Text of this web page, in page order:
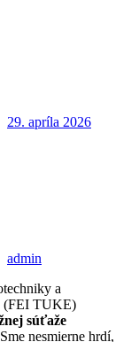
29. apríla 2026
admin
a
(FEI TUKE)
súťaže
nesmierne hrdí,